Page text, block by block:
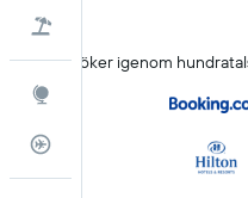
KAYAK söker igenom